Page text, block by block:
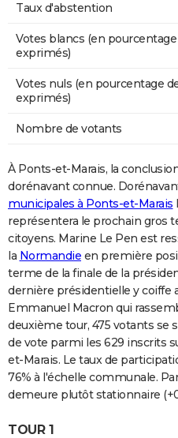
Taux d'abstention
Votes blancs (en
exprimés)
Votes nuls (en pourcentage
exprimés)
Nombre de votants
À Ponts-et-Marais, la
dorénavant connue.
municipales à Ponts-et-Marais
représentera le prochain gros
citoyens. Marine Le Pen est
la Normandie en première
terme de la finale de la
dernière présidentielle y coiffe
Emmanuel Macron qui
deuxième tour, 475 votants se
de vote parmi les 629 inscrits
et-Marais. Le taux de
76% à l'échelle communale.
demeure plutôt stationnaire
TOUR 1